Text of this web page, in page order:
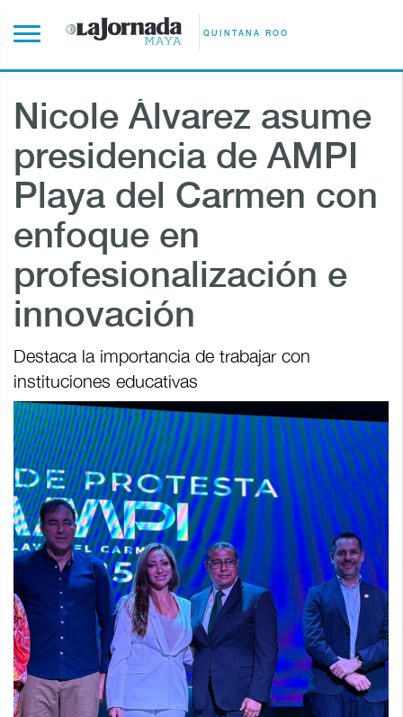
QUINTANA ROO
Nicole Álvarez asume
presidencia de AMPI
Playa del Carmen con
enfoque en
profesionalización e
innovación
Destaca la importancia de trabajar con
instituciones educativas